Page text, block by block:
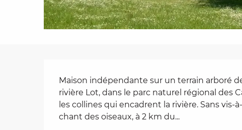
Description
Maison indépendante sur un terrain arboré
rivière Lot, dans le parc naturel régional des
les collines qui encadrent la rivière. Sans vis-
chant des oiseaux, à 2 km du...